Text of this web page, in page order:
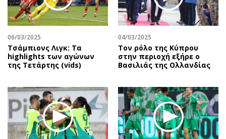
06/03/2025
Τσάμπιονς Λιγκ: Τα
highlights των αγώνων
της Τετάρτης (vids)
04/03/2025
Τον ρόλο της Κύπρου
στην περιοχή εξήρε ο
Βασιλιάς της Ολλανδίας